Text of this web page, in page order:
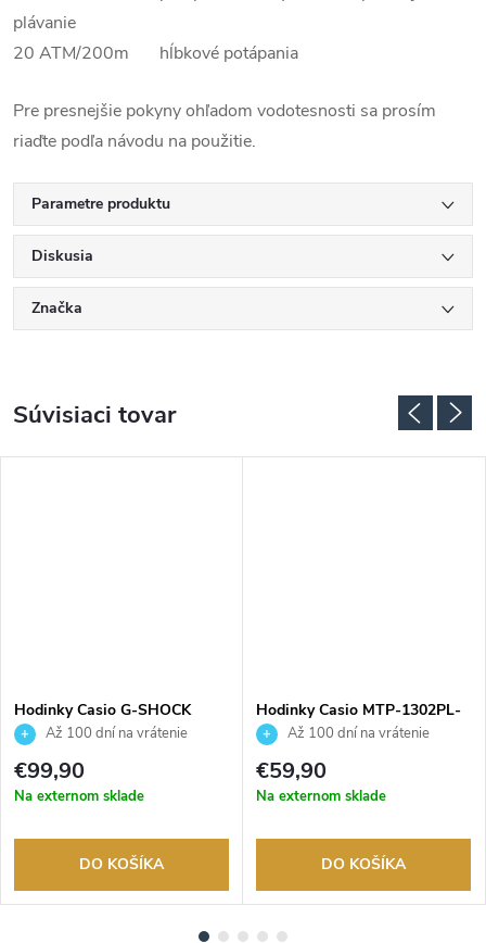
plávanie
20 ATM/200m hĺbkové potápania
Pre presnejšie pokyny ohľadom vodotesnosti sa prosím
riaďte podľa návodu na použitie.
Parametre produktu
Diskusia
Značka
Súvisiaci tovar
Hodinky Casio G-SHOCK
DW-5600RL-1ER
Až 100 dní na vrátenie
tovaru. Autorizovaný predajca.
€99,90
Na externom sklade
DO KOŠÍKA
Hodinky Casio MTP-1302PL-
5AVEFAž 100 dní na vrátenie
tovaru. Autorizovaný predajca.
€59,90
Na externom sklade
DO KOŠÍKA